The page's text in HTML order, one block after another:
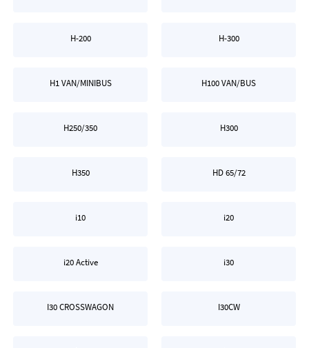
H-200 H-300
H1 VAN/MINIBUS H100 VAN/BUS
H250/350 H300
H350 HD 65/72
i10 i20
i20 Active i30
I30 CROSSWAGON I30CW